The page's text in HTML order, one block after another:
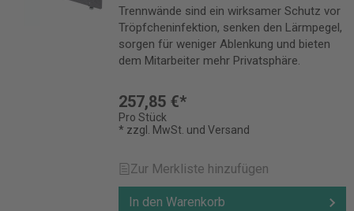
Trennwände sind ein wirksamer Schutz vor
Tröpfcheninfektion, senken den Lärmpegel,
sorgen für weniger Ablenkung und bieten
dem Mitarbeiter mehr Privatsphäre.
257,85 €*
Pro Stück
* zzgl. MwSt. und Versand
Zur Merkliste hinzufügen
In den Warenkorb